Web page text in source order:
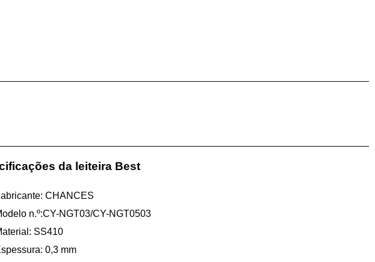
da leiteira Best
CHANCES
n.º:CY-NGT03/CY-NGT0503
SS410
0,3 mm